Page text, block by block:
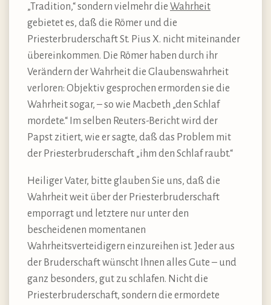
„Tradition,“ sondern vielmehr die Wahrheit
gebietet es, daß die Römer und die
Priesterbruderschaft St. Pius X. nicht miteinander
übereinkommen. Die Römer haben durch ihr
Verändern der Wahrheit die Glaubenswahrheit
verloren: Objektiv gesprochen ermorden sie die
Wahrheit sogar, – so wie Macbeth „den Schlaf
mordete.“ Im selben Reuters-Bericht wird der
Papst zitiert, wie er sagte, daß das Problem mit
der Priesterbruderschaft „ihm den Schlaf raubt.“
Heiliger Vater, bitte glauben Sie uns, daß die
Wahrheit weit über der Priesterbruderschaft
emporragt und letztere nur unter den
bescheidenen momentanen
Wahrheitsverteidigern einzureihen ist. Jeder aus
der Bruderschaft wünscht Ihnen alles Gute – und
ganz besonders, gut zu schlafen. Nicht die
Priesterbruderschaft, sondern die ermordete